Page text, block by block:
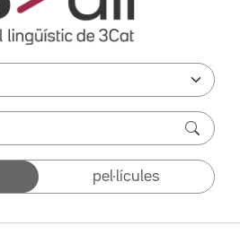
pel·lícules